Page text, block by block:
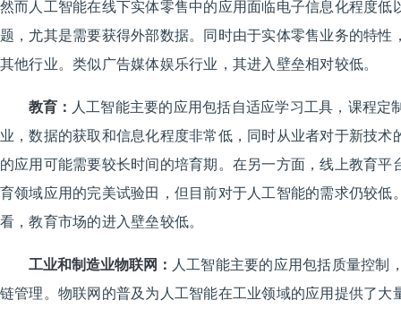
然而人工智能在线下实体零售中的应用面临电子信息化程度低
题，尤其是需要获得外部数据。同时由于实体零售业务的特性
其他行业。类似广告媒体娱乐行业，其进入壁垒相对较低。
教育： 人工智能主要的应用包括自适应学习工具，课程定
业，数据的获取和信息化程度非常低，同时从业者对于新技术
的应用可能需要较长时间的培育期。在另一方面，线上教育平
育领域应用的完美试验田，但目前对于人工智能的需求仍较低
看，教育市场的进入壁垒较低。
工业和制造业物联网： 人工智能主要的应用包括质量控制
链管理。物联网的普及为人工智能在工业领域的应用提供了大